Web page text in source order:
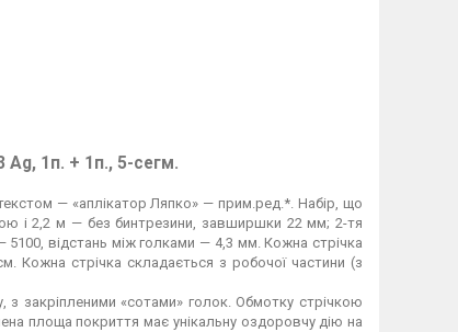
Ag, 1п. + 1п., 5-сегм.
— «аплікатор Ляпко» — прим.ред.*. Набір, що
і 2,2 м — без бинтрезини, завширшки 22 мм; 2-тя
відстань між голками — 4,3 мм. Кожна стрічка
Кожна стрічка складається з робочої частини (з
закріпленими «сотами» голок. Обмотку стрічкою
площа покриття має унікальну оздоровчу дію на